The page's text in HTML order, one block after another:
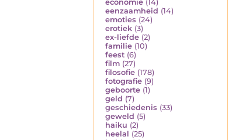
economie (14)
eenzaamheid (14)
emoties (24)
erotiek (3)
ex-liefde (2)
familie (10)
feest (6)
film (27)
filosofie (178)
fotografie (9)
geboorte (1)
geld (7)
geschiedenis (33)
geweld (5)
haiku (2)
heelal (25)